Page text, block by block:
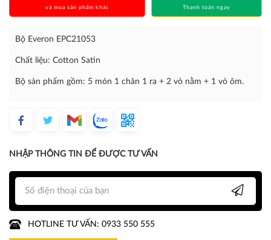
và mua sản phẩm khác Thanh toán ngay
Bộ Everon EPC21053
Chất liệu: Cotton Satin
Bộ sản phẩm gồm: 5 món 1 chăn 1 ra + 2 vỏ nằm + 1 vỏ ôm.
NHẬP THÔNG TIN ĐỂ ĐƯỢC TƯ VẤN
HOTLINE TƯ VẤN: 0933 550 555